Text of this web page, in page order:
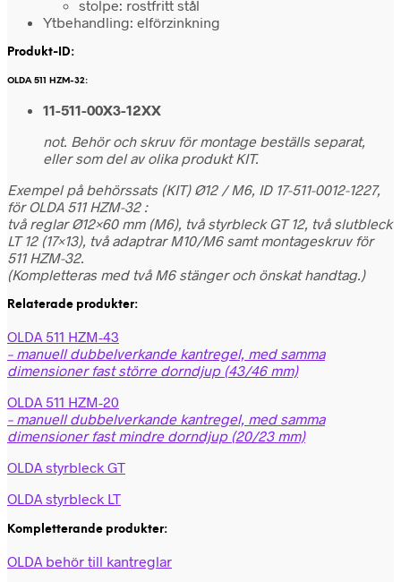
stolpe: rostfritt stål
Ytbehandling: elförzinkning
Produkt-ID:
OLDA 511 HZM-32:
11-511-00X3-12XX
not. Behör och skruv för montage beställs separat,
eller som del av olika produkt KIT.
Exempel på behörssats (KIT) Ø12 / M6, ID 17-511-0012-1227,
för OLDA 511 HZM-32 :
två reglar Ø12×60 mm (M6), två styrbleck GT 12, två slutbleck
LT 12 (17×13), två adaptrar M10/M6 samt montageskruv för
511 HZM-32.
(Kompletteras med två M6 stänger och önskat handtag.)
Relaterade produkter:
OLDA 511 HZM-43
– manuell dubbelverkande kantregel, med samma
dimensioner fast större dorndjup (43/46 mm)
OLDA 511 HZM-20
– manuell dubbelverkande kantregel, med samma
dimensioner fast mindre dorndjup (20/23 mm)
OLDA styrbleck GT
OLDA styrbleck LT
Kompletterande produkter:
OLDA behör till kantreglar